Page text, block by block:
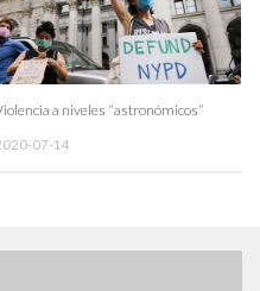
a niveles “astronómicos”
07-14